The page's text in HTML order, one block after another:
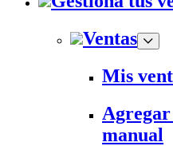
Ventas
Mis
manual